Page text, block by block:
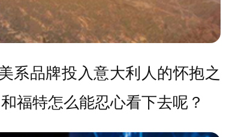
系品牌投入意大利人的怀抱之
福特怎么能忍心看下去呢？